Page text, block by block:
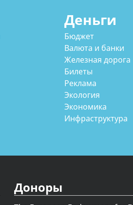
Деньги
Бюджет
Валюта и банки
Железная дорога
Билеты
Реклама
Экология
Экономика
Инфраструктура
Доноры